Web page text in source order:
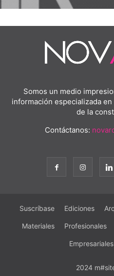
Somos un medio
información especializada
de la
Contáctanos:
Suscríbase Ediciones
Materiales Profesionales
Empresariales
2024